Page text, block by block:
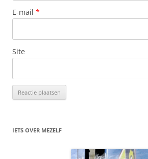
E-mail *
Site
IETS OVER MEZELF